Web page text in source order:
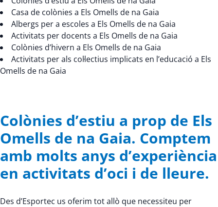
Casa de colònies a Els Omells de na Gaia
Albergs per a escoles a Els Omells de na Gaia
Activitats per docents a Els Omells de na Gaia
Colònies d’hivern a Els Omells de na Gaia
Activitats per als col·lectius implicats en l’educació a Els
Omells de na Gaia
Colònies d’estiu a prop de Els
Omells de na Gaia. Comptem
amb molts anys d’experiència
en activitats d’oci i de lleure.
Des d’Esportec us oferim tot allò que necessiteu per